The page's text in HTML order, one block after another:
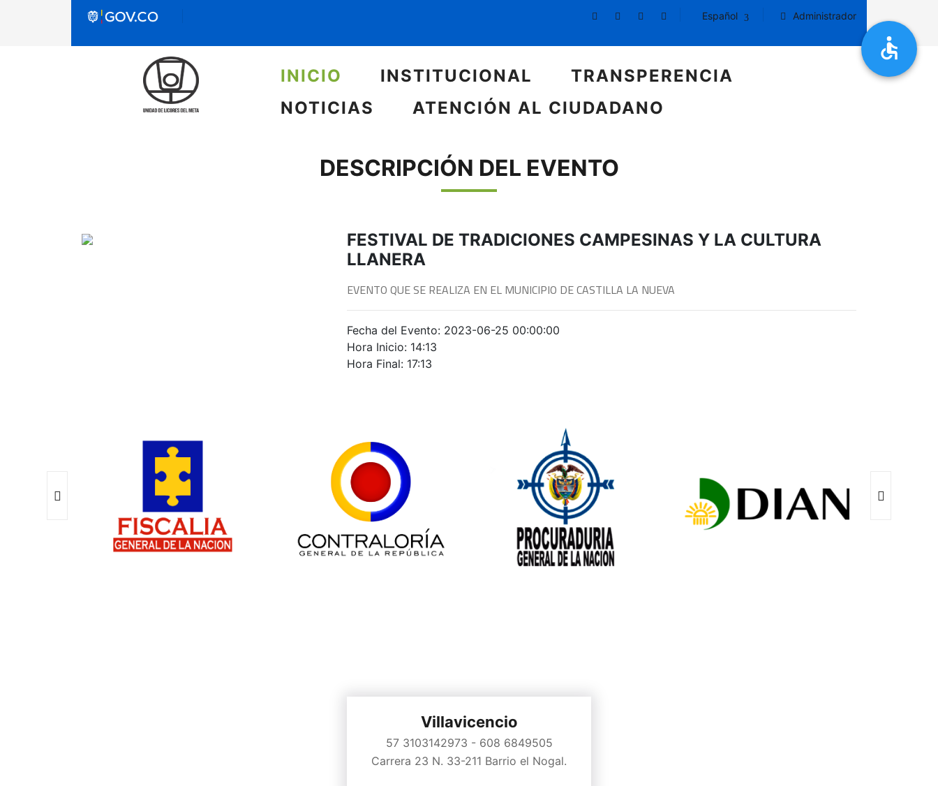
Español Administrador
INICIO INSTITUCIONAL
TRANSPERENCIA
NOTICIAS
ATENCIÓN AL CIUDADANO
DESCRIPCIÓN DEL EVENTO
FESTIVAL DE TRADICIONES CAMPESINAS Y LA CULTURA
LLANERA
EVENTO QUE SE REALIZA EN EL MUNICIPIO DE CASTILLA LA NUEVA
Fecha del Evento: 2023-06-25 00:00:00
Hora Inicio: 14:13
Hora Final: 17:13
Villavicencio
57 3103142973 - 608 6849505
Carrera 23 N. 33-211 Barrio el Nogal.